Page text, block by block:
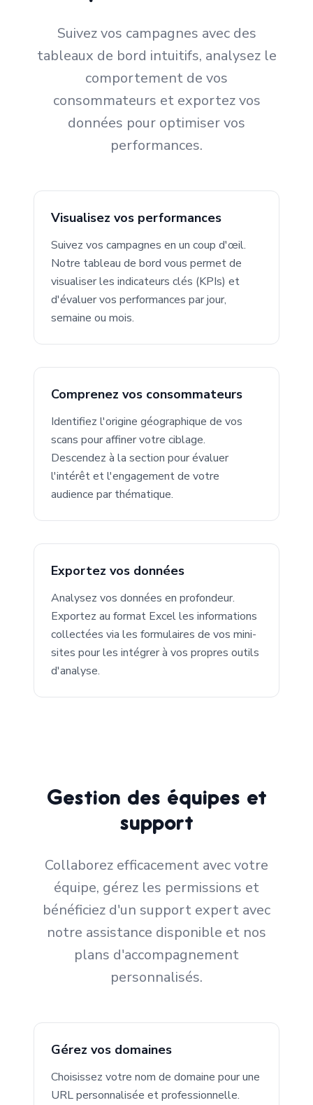
Suivez vos campagnes avec des
tableaux de bord intuitifs, analysez le
comportement de vos
consommateurs et exportez vos
données pour optimiser vos
performances.
Visualisez vos performances
Suivez vos campagnes en un coup d'œil.
Notre tableau de bord vous permet de
visualiser les indicateurs clés (KPIs) et
d'évaluer vos performances par jour,
semaine ou mois.
Comprenez vos consommateurs
Identifiez l'origine géographique de vos
scans pour affiner votre ciblage.
Descendez à la section pour évaluer
l'intérêt et l'engagement de votre
audience par thématique.
Exportez vos données
Analysez vos données en profondeur.
Exportez au format Excel les informations
collectées via les formulaires de vos mini-
sites pour les intégrer à vos propres outils
d'analyse.
Gestion des équipes et
support
Collaborez efficacement avec votre
équipe, gérez les permissions et
bénéficiez d'un support expert avec
notre assistance disponible et nos
plans d'accompagnement
personnalisés.
Gérez vos domaines
Choisissez votre nom de domaine pour une
URL personnalisée et professionnelle.